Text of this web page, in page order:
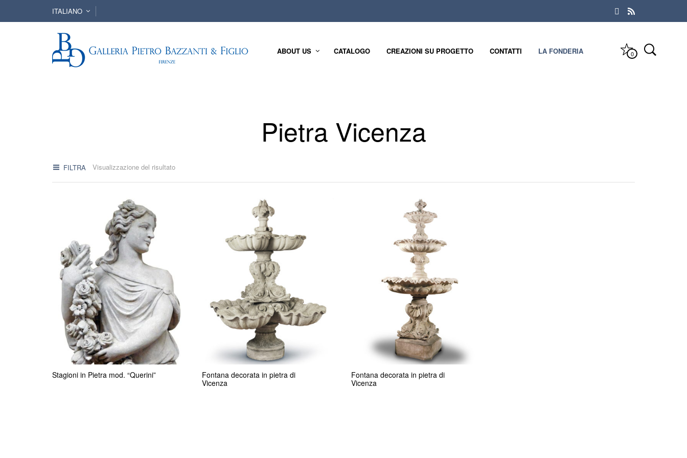
ITALIANO
ABOUT US CATALOGO CREAZIONI SU PROGETTO CONTATTI LA FONDERIA 0
Pietra Vicenza
FILTRA Visualizzazione del risultato
Stagioni in Pietra mod. “Querini”
Fontana decorata in pietra di
Vicenza
Fontana decorata in pietra di
Vicenza